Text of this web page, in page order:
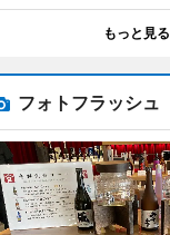
もっと見る
フォトフラッシュ